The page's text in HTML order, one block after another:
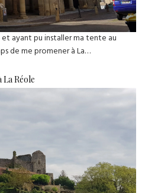
ayant pu installer ma tente au
de me promener à La…
Réole